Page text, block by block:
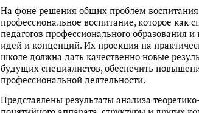
На фоне решения общих проблем воспитания
профессиональное воспитание, которое как
педагогов профессионального образования
идей и концепций. Их проекция на
школе должна дать качественно новые
будущих специалистов, обеспечить
профессиональной деятельности.
Представлены результаты анализа